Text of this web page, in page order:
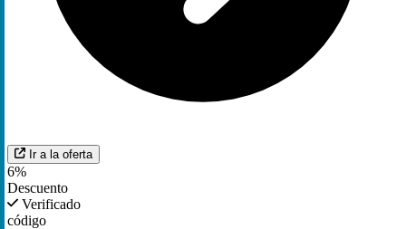
Ir a la oferta
6%
Descuento
Verificado
código